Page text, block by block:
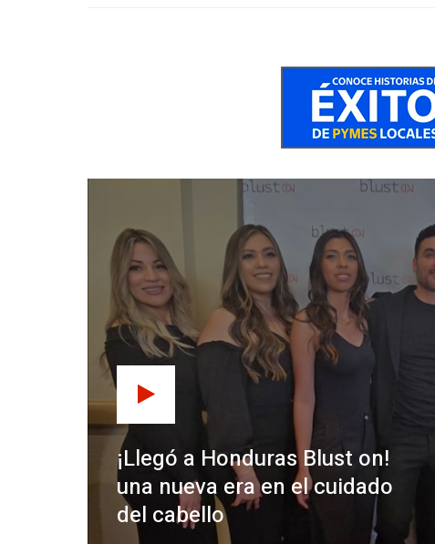
¡Llegó a Honduras Blust on!
una nueva era en el cuidado
del cabello